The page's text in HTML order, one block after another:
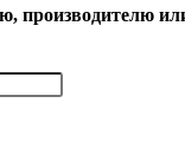
производителю